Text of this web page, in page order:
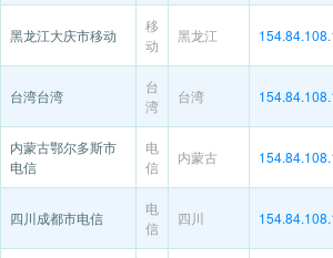
黑龙江大庆市移动
移
动
黑龙江
台湾台湾
台
湾
台湾
内蒙古鄂尔多斯市
电信
电
信
内蒙古
四川成都市电信
电
信
四川